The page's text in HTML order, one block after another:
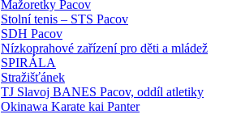
Mažoretky Pacov
Stolní tenis – STS Pacov
SDH Pacov
Nízkoprahové zařízení pro děti a mládež
SPIRÁLA
Stražišťánek
TJ Slavoj BANES Pacov, oddíl atletiky
Okinawa Karate kai Panter